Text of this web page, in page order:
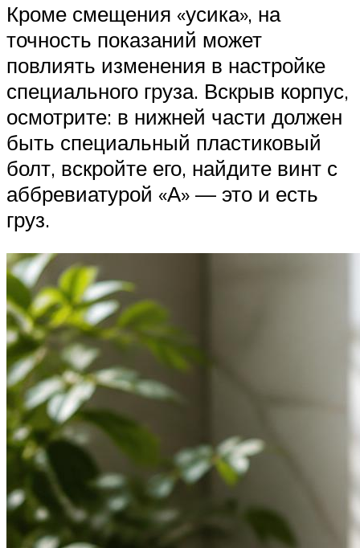
Кроме смещения «усика», на
точность показаний может
повлиять изменения в настройке
специального груза. Вскрыв корпус,
осмотрите: в нижней части должен
быть специальный пластиковый
болт, вскройте его, найдите винт с
аббревиатурой «А» — это и есть
груз.